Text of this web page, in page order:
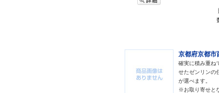
京都府京都市
確実に積み重ね
せたゼンリンの
が選べます。
※お取り寄せと